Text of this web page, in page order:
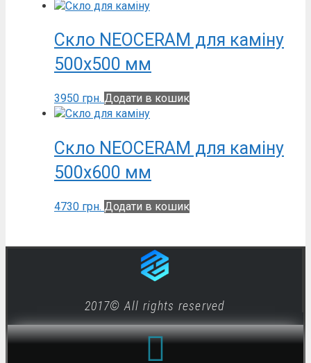
Скло NEOCERAM для каміну
500х500 мм
3950 грн. Додати в кошик
Скло NEOCERAM для каміну
500х600 мм
4730 грн. Додати в кошик
2017© All rights reserved